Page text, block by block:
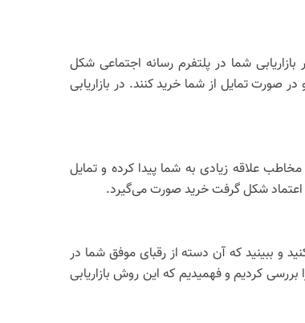
شما در پلتفرم رسانه اجتماعی شکل
صورت تمایل از شما خرید کنند. در بازاریابی
علاقه زیادی به شما پیدا کرده و تمایل
اعتماد شکل گرفت خرید صورت می‌گیرد.
و ببینید که آن دسته از رقبای موفق شما در
کردیم و فهمیدیم که این روش بازاریابی